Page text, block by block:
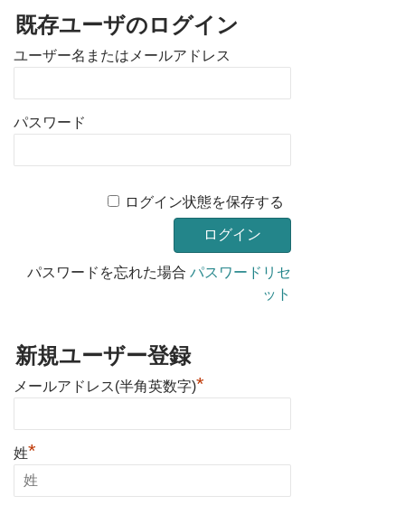
既存ユーザのログイン
ユーザー名またはメールアドレス
パスワード
ログイン状態を保存する
パスワードを忘れた場合パスワードリセ
ット
新規ユーザー登録
メールアドレス(半角英数字)*
姓*